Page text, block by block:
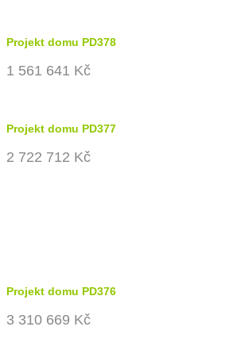
Projekt domu PD378
1 561 641 Kč
Projekt domu PD377
2 722 712 Kč
Projekt domu PD376
3 310 669 Kč